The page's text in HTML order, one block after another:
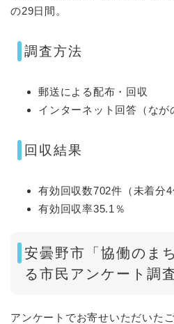
の29日間。
調査方法
郵送による配布・回収
インターネット回答（なが
回収結果
有効回収数702件（未着分4
有効回収率35.1％
安曇野市「協働のま
る市民アンケート調
アンケートでお寄せいただいた